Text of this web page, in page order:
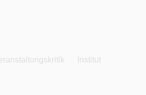
Institut